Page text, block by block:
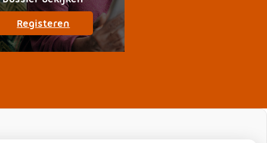
Registeren
patiëntenomgeving
Huisartsenpraktijk
Vries